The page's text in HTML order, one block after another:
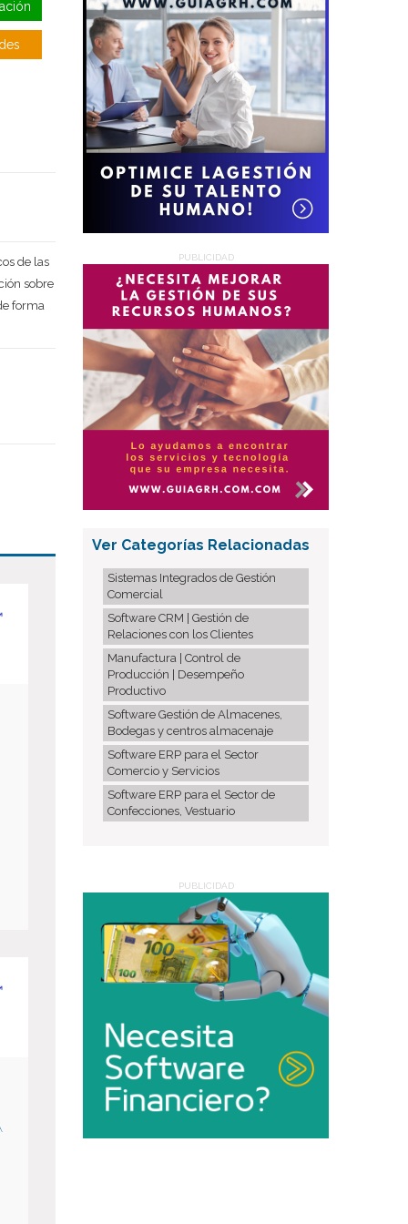
Deseo recibir información de otros Productos / Servicios
similares al solicitado
SI NO
Al enviar este formulario aceptas nuestra política de
tratamiento datos personales.
Enviar
de las
sobre
forma
PUBLICIDAD
Ver Categorías Relacionadas
Sistemas Integrados de Gestión
Comercial
Software CRM | Gestión de
Relaciones con los Clientes
Manufactura | Control de
Producción | Desempeño
Productivo
Software Gestión de Almacenes,
Bodegas y centros almacenaje
Software ERP para el Sector
Comercio y Servicios
Software ERP para el Sector de
Confecciones, Vestuario
PUBLICIDAD